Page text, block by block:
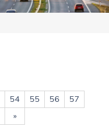
54 55 56
57
»